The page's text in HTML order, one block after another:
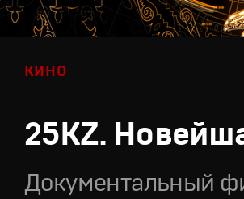
КИНО
25KZ.
Документальный